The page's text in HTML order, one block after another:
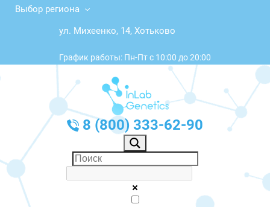
Выбор региона
ул. Михеенко, 14, Хотьково
График работы: Пн-Пт с 10:00 до 20:00
8 (800) 333-62-90